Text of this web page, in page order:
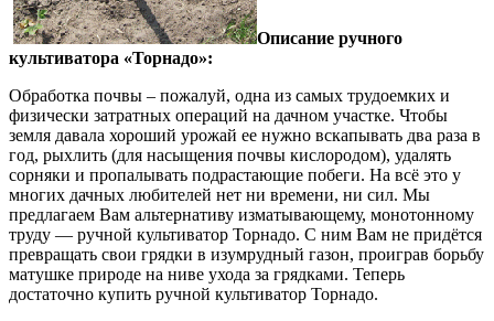
Описание ручного
культиватора «Торнадо»:
Обработка почвы – пожалуй, одна из самых трудоемких и
физически затратных операций на дачном участке. Чтобы
земля давала хороший урожай ее нужно вскапывать два раза в
год, рыхлить (для насыщения почвы кислородом), удалять
сорняки и пропалывать подрастающие побеги. На всё это у
многих дачных любителей нет ни времени, ни сил. Мы
предлагаем Вам альтернативу изматывающему, монотонному
труду — ручной культиватор Торнадо. С ним Вам не придётся
превращать свои грядки в изумрудный газон, проиграв борьбу
матушке природе на ниве ухода за грядками. Теперь
достаточно купить ручной культиватор Торнадо.